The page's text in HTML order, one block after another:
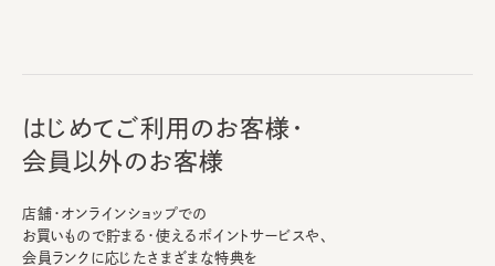
はじめてご利用のお客様・
会員以外のお客様
店舗・オンラインショップでの
お買いもので貯まる・使えるポイントサービスや、
会員ランクに応じたさまざまな特典を